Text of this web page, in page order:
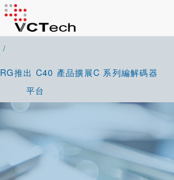
推出 C40 產品擴展C 系列編解碼器
平台